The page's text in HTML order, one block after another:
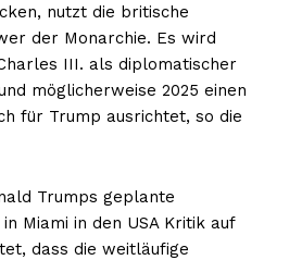
nutzt die britische
der Monarchie. Es wird
III. als diplomatischer
möglicherweise 2025 einen
für Trump ausrichtet, so die
Trumps geplante
Miami in den USA Kritik auf
dass die weitläufige